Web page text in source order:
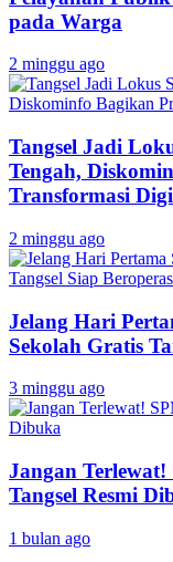
pada Warga
2 minggu ago
Tangsel Jadi
Tengah,
Transformasi
2 minggu ago
Jelang Hari
Sekolah Gratis
3 minggu ago
Jangan
Tangsel Resmi
1 bulan ago